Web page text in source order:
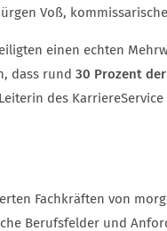
Voß,
einen echten
dass rund 30 Prozent
des
Fachkräften von
Berufsfelder und